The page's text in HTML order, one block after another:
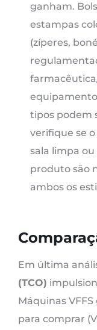
ganham.
estampas
(zíperes,
tipos podem
verifique se
sala limpa
produto são
ambos os
Em última
(TCO)
Máquinas
para comprar